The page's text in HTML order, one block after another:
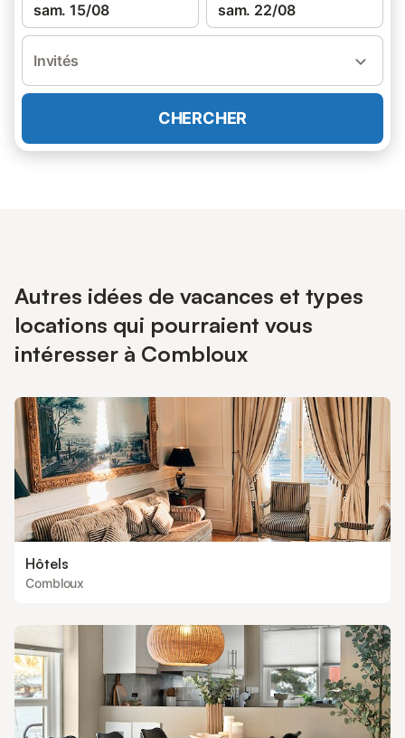
sam. 15/08 sam. 22/08
Invités
CHERCHER
Autres idées de vacances et types
locations qui pourraient vous
intéresser à Combloux
Hôtels
Combloux